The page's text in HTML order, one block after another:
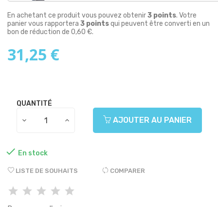
En achetant ce produit vous pouvez obtenir3 points. Votre
panier vous rapportera 3 pointsqui peuvent être converti en un
bon de réduction de 0,60 €.
31,25 €
QUANTITÉ
AJOUTER AU PANIER
 En stock
LISTE DE SOUHAITS COMPARER